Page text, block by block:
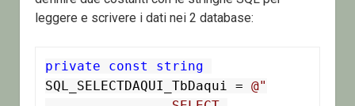
leggere e scrivere i dati nei 2 database:
private const
string
SQL_SELECTDAQUI_TbDaqui = @"